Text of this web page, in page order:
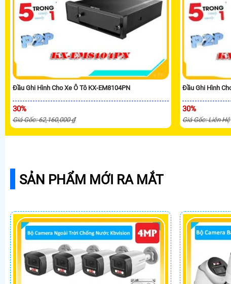
Đầu Ghi Hình Cho Xe Ô Tô KX-EM8104PN
30%
Giá Gốc: 62,160,000 ₫
Đầu Ghi Hình
30%
Giá Gốc: Liên Hệ
SẢN PHẨM MỚI RA MẮT